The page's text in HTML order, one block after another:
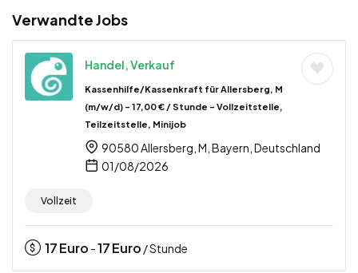
Verwandte Jobs
Handel, Verkauf
Kassenhilfe/Kassenkraft für Allersberg, M
(m/w/d) – 17,00 € / Stunde – Vollzeitstelle,
Teilzeitstelle, Minijob
90580 Allersberg, M, Bayern, Deutschland
01/08/2026
Vollzeit
17Euro -17Euro / Stunde